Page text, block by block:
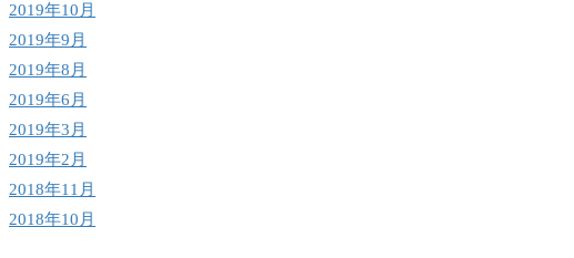
2019年10月
2019年9月
2019年8月
2019年6月
2019年3月
2019年2月
2018年11月
2018年10月